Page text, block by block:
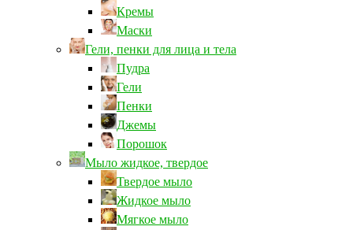
Кремы
Маски
Гели, пенки для лица и тела
Пудра
Гели
Пенки
Джемы
Порошок
Мыло жидкое, твердое
Твердое мыло
Жидкое мыло
Мягкое мыло